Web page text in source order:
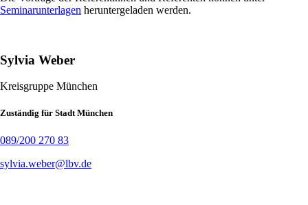
Seminarunterlagen heruntergeladen werden.
Sylvia Weber
Kreisgruppe München
Zuständig für Stadt München
089/200 270 83
sylvia.weber@lbv.de